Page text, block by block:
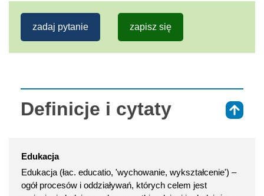
zadaj pytanie zapisz się
Definicje i cytaty
Edukacja
Edukacja (łac. educatio, 'wychowanie, wykształcenie') –
ogół procesów i oddziaływań, których celem jest